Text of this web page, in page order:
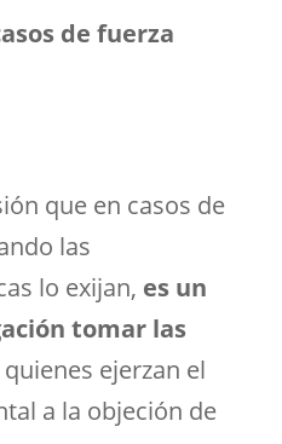
de fuerza
que en casos de
las
lo exijan, es un
tomar las
ejerzan el
a la objeción de